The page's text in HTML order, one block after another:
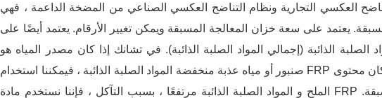
العكسي التجارية ونظام التناضح العكسي الصناعي من المضخة الداعمة ، فهي
يعتمد على سعة خزان المعالجة المسبقة ويمكن تغيير الأرقام. يعتمد أيضًا على
الصلبة الذائبة (إجمالي المواد الصلبة الذائبة). في تشانك إذا كان مصدر المياه هو
صنبور أو مياه عذبة منخفضة المواد الصلبة الذائبة ، فيمكننا استخدام FRP أو غير القابل للصدأ صلب 304 أو 316. إذا كان محتوى
الملح و المواد الصلبة الذائبة مرتفعًا ، بسبب التآكل ، فإننا نستخدم مادة FRP أو الكربون الصلب لخزانات المعالجة المسبقة.